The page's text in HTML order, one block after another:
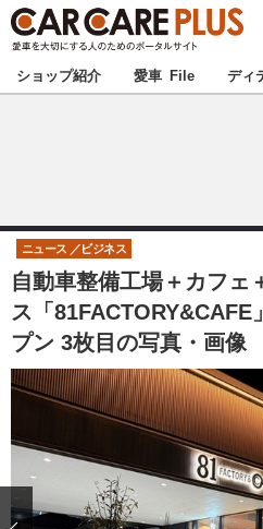
★カーケアプラス認定★ 厳選
甲信越
東海
中国
九州
注目の記事
ショップレポート
ディテイリング
ショップ紹介 愛車 File ディ
自動車整備工場＋カフェ
ス「81FACTORY&CAFE
プン 3枚目の写真・画像
ニュース ビジネス